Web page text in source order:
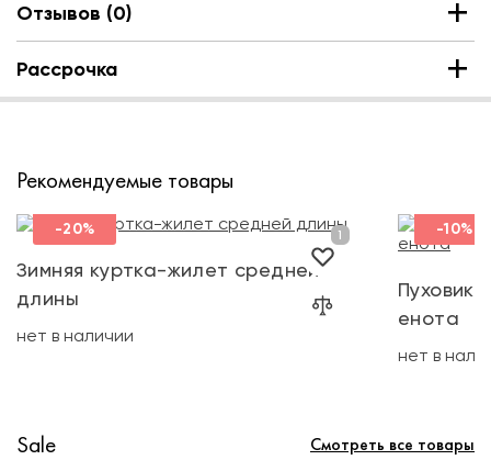
Отзывов (0)
Рассрочка
Рекомендуемые товары
-20%
Зимняя куртка-жилет средней
длины
нет в наличии
-10%
Пуховик
енота
нет в
Sale Смотреть все товары